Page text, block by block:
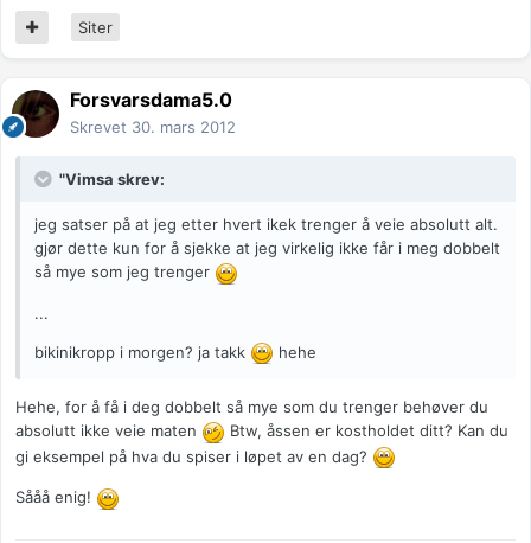
Siter
Forsvarsdama5.0
Skrevet 30. mars 2012
"Vimsa skrev:
jeg satser på at jeg etter hvert ikek trenger å veie absolutt alt.
gjør dette kun for å sjekke at jeg virkelig ikke får i meg dobbelt
så mye som jeg trenger
...
bikinikropp i morgen? ja takk hehe
Hehe, for å få i deg dobbelt så mye som du trenger behøver du
absolutt ikke veie maten
Btw, åssen er kostholdet ditt? Kan du
gi eksempel på hva du spiser i løpet av en dag?
Sååå enig!